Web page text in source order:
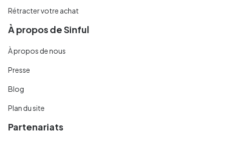
Rétracter votre achat
À propos de Sinful
À propos de nous
Presse
Blog
Plan du site
Partenariats